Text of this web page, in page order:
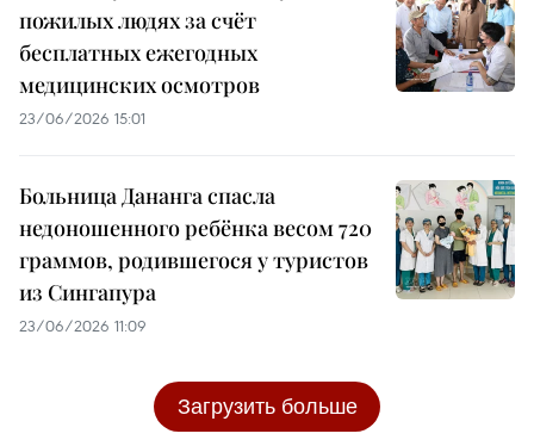
пожилых людях за счёт
бесплатных ежегодных
медицинских осмотров
23/06/2026 15:01
Больница Дананга спасла
недоношенного ребёнка весом 720
граммов, родившегося у туристов
из Сингапура
23/06/2026 11:09
Загрузить больше